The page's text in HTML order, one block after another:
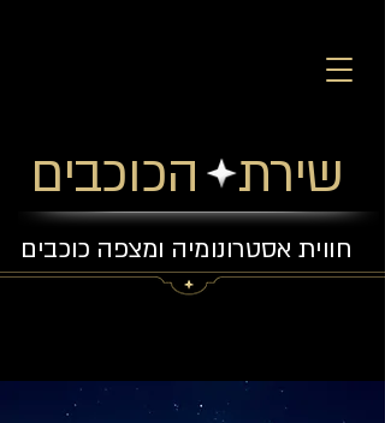
שירת הכוכבים
חווית אסטרונומיה ומצפה כוכבים